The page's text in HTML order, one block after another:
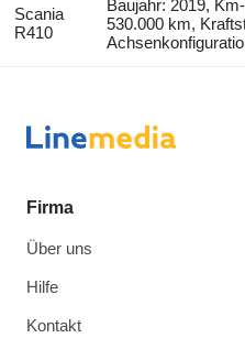
Scania
R410
Baujahr: 2019,
530.000 km,
Firma
Über uns
Hilfe
Kontakt